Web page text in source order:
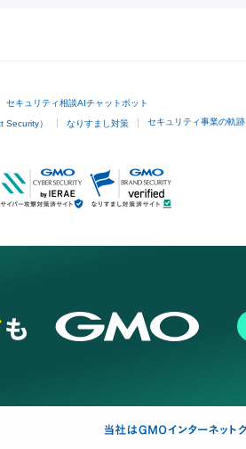
セキュリティ相談AIチャットボット
Security） なりすまし対策 セキュリティ事業の軌跡